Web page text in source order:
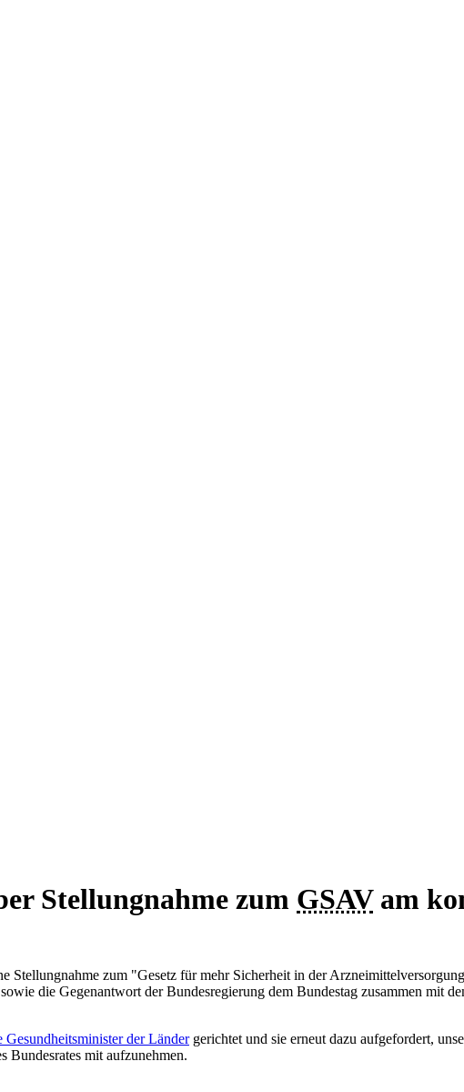
Stellungnahme zum GSAVam
Stellungnahme zum "Gesetz für mehr Sicherheit in der
die Gegenantwort der Bundesregierung dem Bundestag zusammen mit
Gesundheitsminister der Ländergerichtet und sie erneut dazu aufgefordert,
Bundesrates mit aufzunehmen.